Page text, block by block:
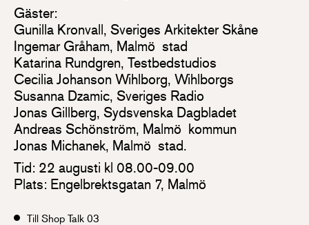
Gäster:
Gunilla Kronvall, Sveriges Arkitekter Skåne
Ingemar Gråham, Malmö stad
Katarina Rundgren, Testbedstudios
Cecilia Johanson Wihlborg, Wihlborgs
Susanna Dzamic, Sveriges Radio
Jonas Gillberg, Sydsvenska Dagbladet
Andreas Schönström, Malmö kommun
Jonas Michanek, Malmö stad.
Tid: 22 augusti kl 08.00-09.00
Plats: Engelbrektsgatan 7, Malmö
Till Shop Talk 03